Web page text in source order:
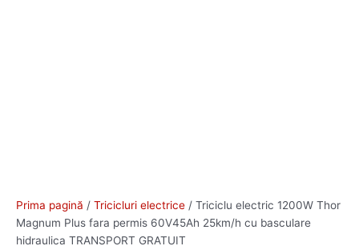
Prima pagină / Tricicluri electrice / Triciclu electric 1200W Thor
Magnum Plus fara permis 60V45Ah 25km/h cu basculare
hidraulica TRANSPORT GRATUIT